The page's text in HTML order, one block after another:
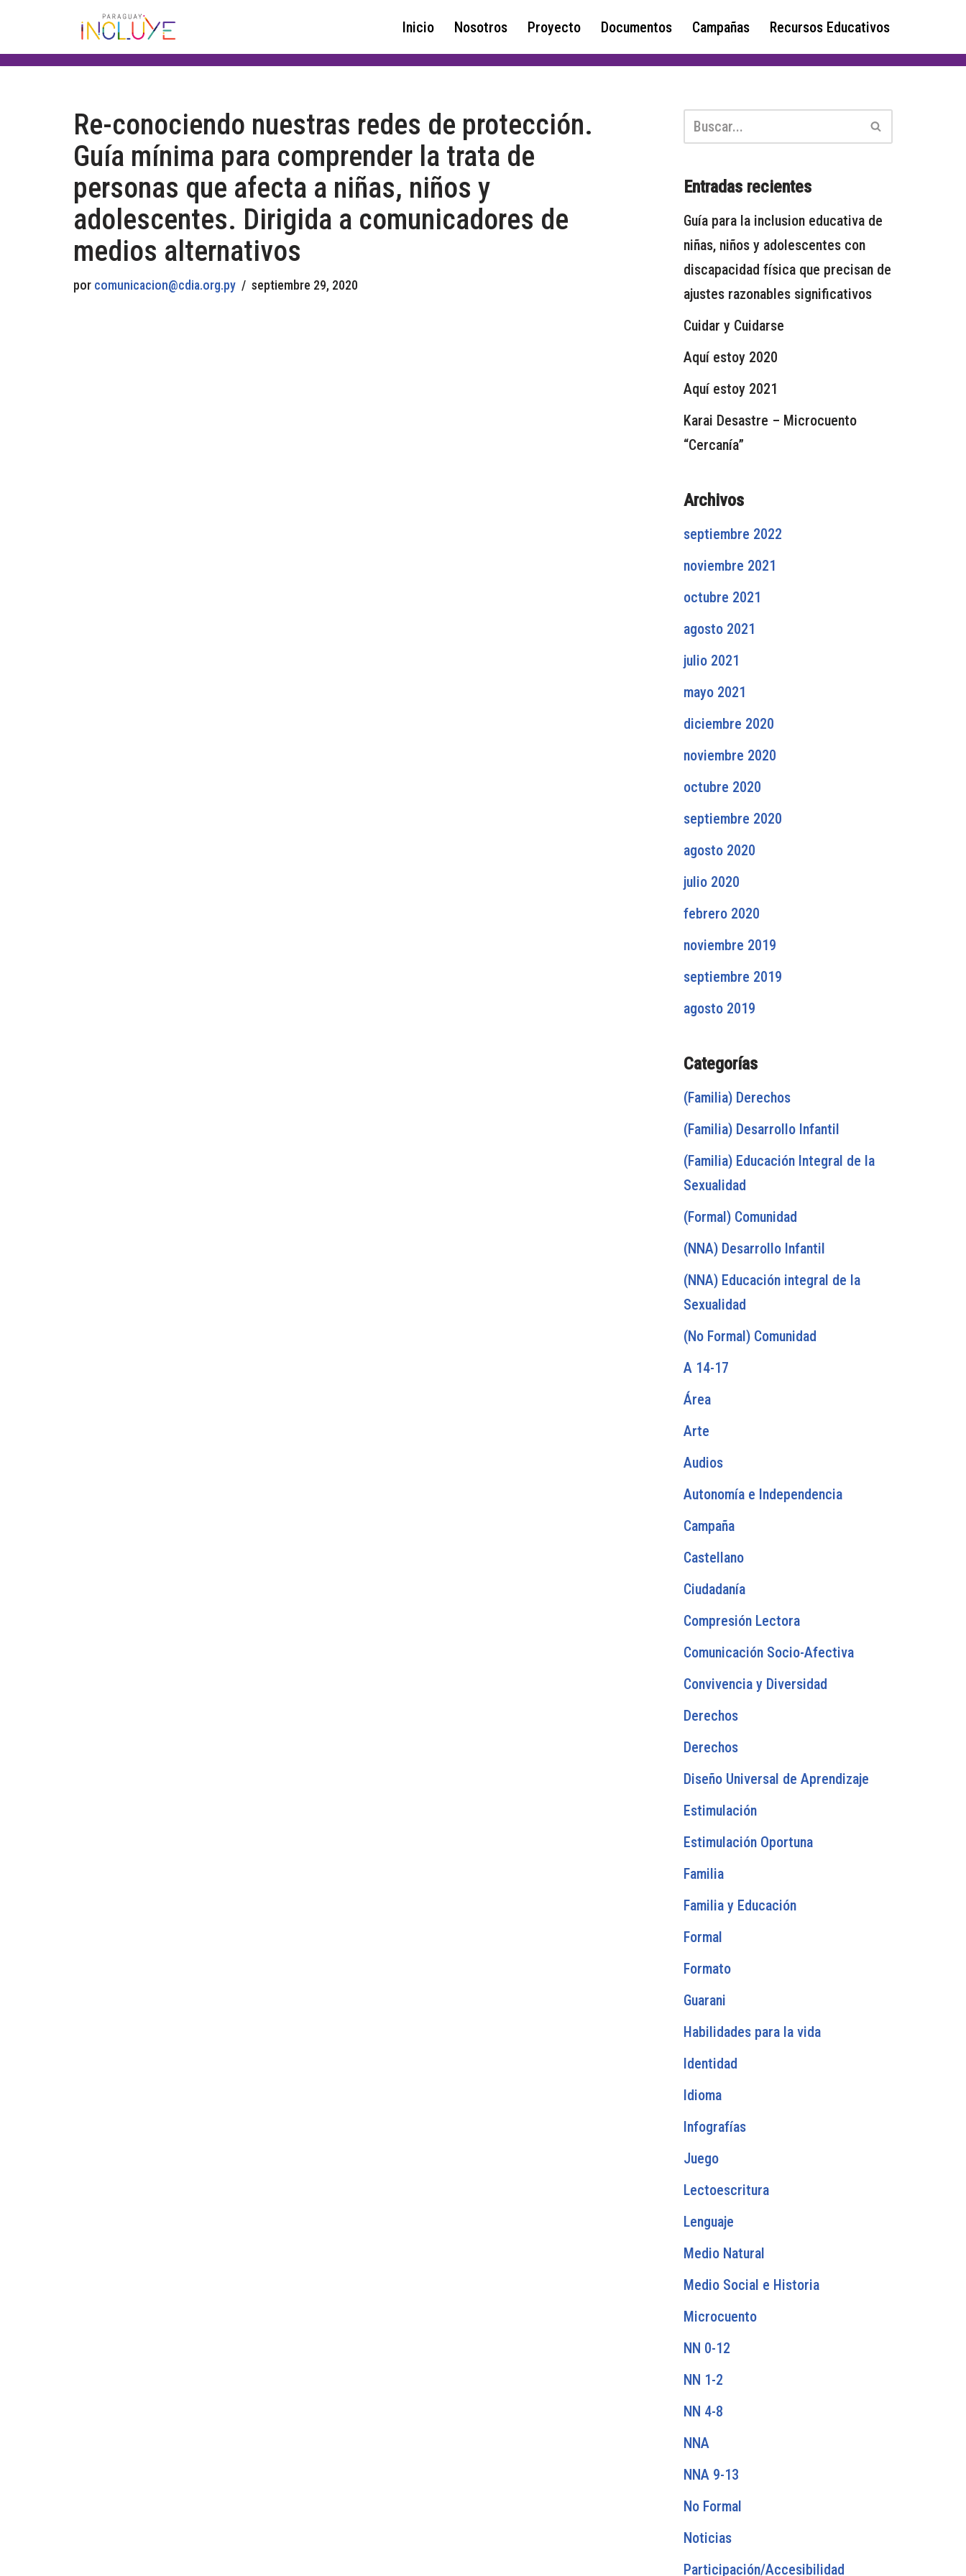
al
Inicio Nosotros Proyecto Documentos Campañas Recursos Educativos
Re-conociendo nuestras redes de protección.
Guía mínima para comprender la trata de
personas que afecta a niñas, niños y
adolescentes. Dirigida a comunicadores de
medios alternativos
por comunicacion@cdia.org.py septiembre 29, 2020
Entradas recientes
Guía para la inclusion educativa de
niñas, niños y adolescentes con
discapacidad física que precisan de
ajustes razonables significativos
Cuidar y Cuidarse
Aquí estoy 2020
Aquí estoy 2021
Karai Desastre – Microcuento
“Cercanía”
Archivos
septiembre 2022
noviembre 2021
octubre 2021
agosto 2021
julio 2021
mayo 2021
diciembre 2020
noviembre 2020
octubre 2020
septiembre 2020
agosto 2020
julio 2020
febrero 2020
noviembre 2019
septiembre 2019
agosto 2019
Categorías
(Familia) Derechos
(Familia) Desarrollo Infantil
(Familia) Educación Integral de la
Sexualidad
(Formal) Comunidad
(NNA) Desarrollo Infantil
(NNA) Educación integral de la
Sexualidad
(No Formal) Comunidad
A 14-17
Área
Arte
Audios
Autonomía e Independencia
Campaña
Castellano
Ciudadanía
Compresión Lectora
Comunicación Socio-Afectiva
Convivencia y Diversidad
Derechos
Derechos
Diseño Universal de Aprendizaje
Estimulación
Estimulación Oportuna
Familia
Familia y Educación
Formal
Formato
Guarani
Habilidades para la vida
Identidad
Idioma
Infografías
Juego
Lectoescritura
Lenguaje
Medio Natural
Medio Social e Historia
Microcuento
NN 0-12
NN 1-2
NN 4-8
NNA
NNA 9-13
No Formal
Noticias
Participación/Accesibilidad